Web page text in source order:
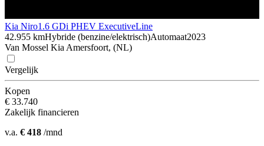
Kia Niro1.6 GDi PHEV ExecutiveLine
42.955 kmHybride (benzine/elektrisch)Automaat2023
Van Mossel Kia Amersfoort, (NL)
Vergelijk
Kopen
€ 33.740
Zakelijk financieren
v.a. € 418 /mnd